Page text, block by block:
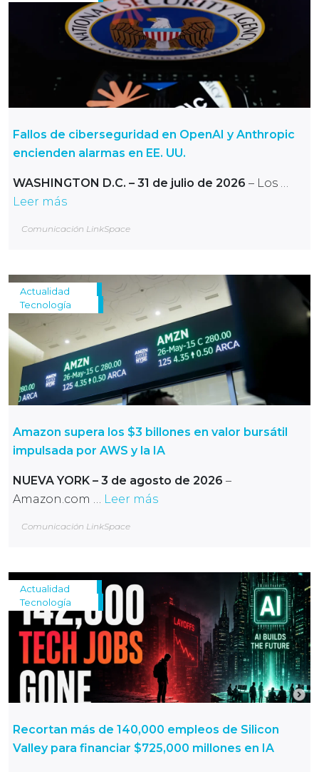
Fallos de ciberseguridad en OpenAI y Anthropic
encienden alarmas en EE. UU.
WASHINGTON D.C. – 31 de julio de 2026 – Los …
Leer más
Comunicación LinkSpace
Actualidad
Tecnología
Amazon supera los $3 billones en valor bursátil
impulsada por AWS y la IA
NUEVA YORK – 3 de agosto de 2026 –
Amazon.com … Leer más
Comunicación LinkSpace
Actualidad
Tecnología
Recortan más de 140,000 empleos de Silicon
Valley para financiar $725,000 millones en IA